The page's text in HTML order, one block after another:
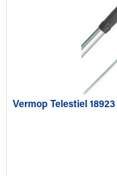
Vermop Telestiel